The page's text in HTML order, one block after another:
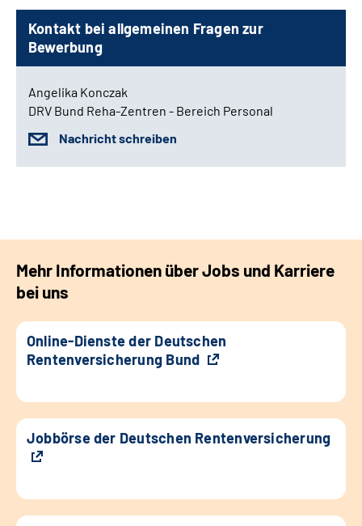
Kontakt bei allgemeinen Fragen zur
Bewerbung
Angelika Konczak
DRV Bund Reha-Zentren - Bereich Personal
Nachricht schreiben
Mehr Informationen über Jobs und Karriere
bei uns
Online-Dienste der Deutschen
Rentenversicherung Bund
Jobbörse der Deutschen Rentenversicherung